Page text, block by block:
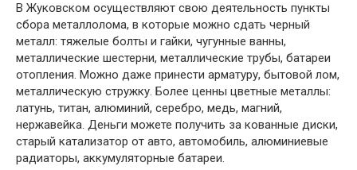
В Жуковском осуществляют свою деятельность пункты
сбора металлолома, в которые можно сдать черный
металл: тяжелые болты и гайки, чугунные ванны,
металлические шестерни, металлические трубы, батареи
отопления. Можно даже принести арматуру, бытовой лом,
металлическую стружку. Более ценны цветные металлы:
латунь, титан, алюминий, серебро, медь, магний,
нержавейка. Деньги можете получить за кованные диски,
старый катализатор от авто, автомобиль, алюминиевые
радиаторы, аккумуляторные батареи.